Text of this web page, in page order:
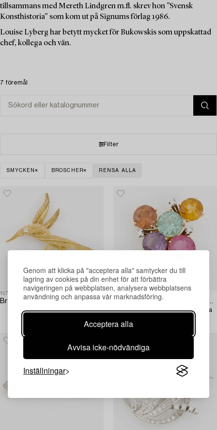
Genom att klicka på "acceptera alla" samtycker du till
lagring av cookies på din enhet för att förbättra
navigeringen på webbplatsen, analysera webbplatsens
användning och anpassa vår marknadsföring.
Acceptera alla
Avvisa icke-nödvändiga
Inställningar
tillsammans med Mereth Lindgren m.fl. skrev hon ”Svensk
Konsthistoria” som kom ut på Signums förlag 1986.
Louise Lyberg har betytt mycket för Bukowskis som uppskattad
chef, kollega och vän.
7 föremål
Filter
SMYCKEN BROSCHER RENSA ALLA
1576082
Brosch 18K guld med en rund briljantslipad diamant.
1576081
Brosch 18K guld med fasettslipade färgstenar,
bland annat turmaliner och runda